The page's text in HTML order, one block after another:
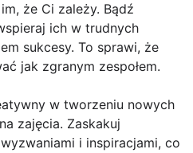
że Ci zależy. Bądź
ich w trudnych
sukcesy. To sprawi, że
jak zgranym zespołem.
w tworzeniu nowych
zajęcia. Zaskakuj
i inspiracjami, co